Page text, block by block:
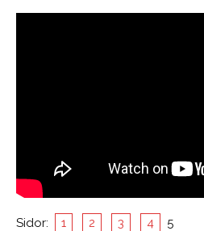
Sidor: 1 2 3 4 5